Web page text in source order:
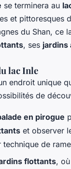
se terminera au
et pittoresques
du Shan, ce
, ses jardins
lac Inle
endroit unique
de
en pirogue
et observer
technique de
flottants,